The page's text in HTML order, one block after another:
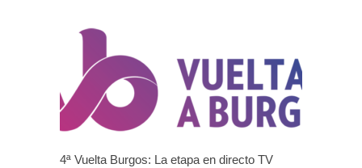
4ª Vuelta Burgos: La etapa en directo TV